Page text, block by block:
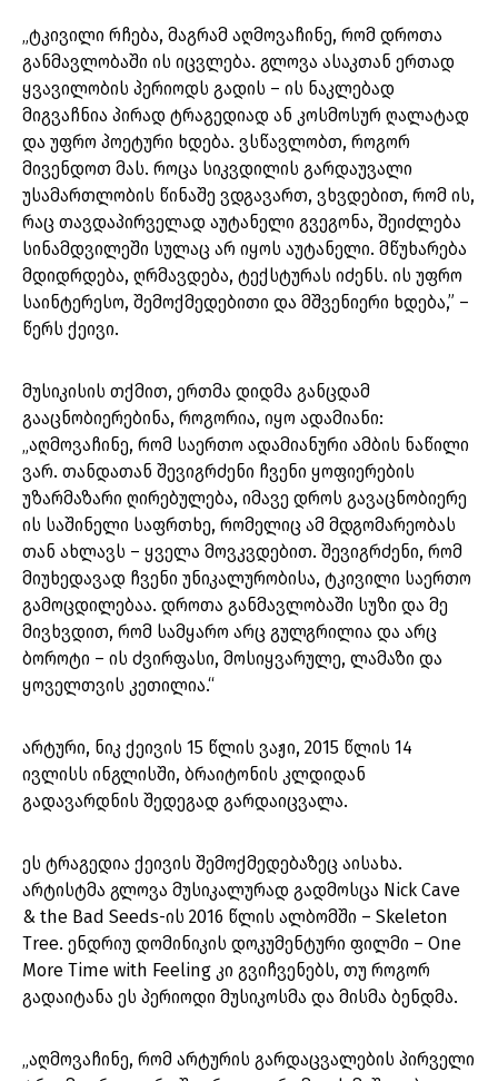
„ტკივილი რჩება, მაგრამ აღმოვაჩინე, რომ დროთა
განმავლობაში ის იცვლება. გლოვა ასაკთან ერთად
ყვავილობის პერიოდს გადის – ის ნაკლებად
მიგვაჩნია პირად ტრაგედიად ან კოსმოსურ ღალატად
და უფრო პოეტური ხდება. ვსწავლობთ, როგორ
მივენდოთ მას. როცა სიკვდილის გარდაუვალი
უსამართლობის წინაშე ვდგავართ, ვხვდებით, რომ ის,
რაც თავდაპირველად აუტანელი გვეგონა, შეიძლება
სინამდვილეში სულაც არ იყოს აუტანელი. მწუხარება
მდიდრდება, ღრმავდება, ტექსტურას იძენს. ის უფრო
საინტერესო, შემოქმედებითი და მშვენიერი ხდება,” –
წერს ქეივი.
მუსიკისის თქმით, ერთმა დიდმა განცდამ
გააცნობიერებინა, როგორია, იყო ადამიანი:
„აღმოვაჩინე, რომ საერთო ადამიანური ამბის ნაწილი
ვარ. თანდათან შევიგრძენი ჩვენი ყოფიერების
უზარმაზარი ღირებულება, იმავე დროს გავაცნობიერე
ის საშინელი საფრთხე, რომელიც ამ მდგომარეობას
თან ახლავს – ყველა მოვკვდებით. შევიგრძენი, რომ
მიუხედავად ჩვენი უნიკალურობისა, ტკივილი საერთო
გამოცდილებაა. დროთა განმავლობაში სუზი და მე
მივხვდით, რომ სამყარო არც გულგრილია და არც
ბოროტი – ის ძვირფასი, მოსიყვარულე, ლამაზი და
ყოველთვის კეთილია.“
არტური, ნიკ ქეივის 15 წლის ვაჟი, 2015 წლის 14
ივლისს ინგლისში, ბრაიტონის კლდიდან
გადავარდნის შედეგად გარდაიცვალა.
ეს ტრაგედია ქეივის შემოქმედებაზეც აისახა.
არტისტმა გლოვა მუსიკალურად გადმოსცა Nick Cave
& the Bad Seeds-ის 2016 წლის ალბომში – Skeleton
Tree. ენდრიუ დომინიკის დოკუმენტური ფილმი – One
More Time with Feeling კი გვიჩვენებს, თუ როგორ
გადაიტანა ეს პერიოდი მუსიკოსმა და მისმა ბენდმა.
„აღმოვაჩინე, რომ არტურის გარდაცვალების პირველი